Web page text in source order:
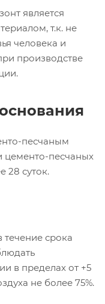
является
т.к. не
человека и
производстве
песчаным
цементо-песчаных
28 суток.
срока
в пределах от +5
не более 75%.